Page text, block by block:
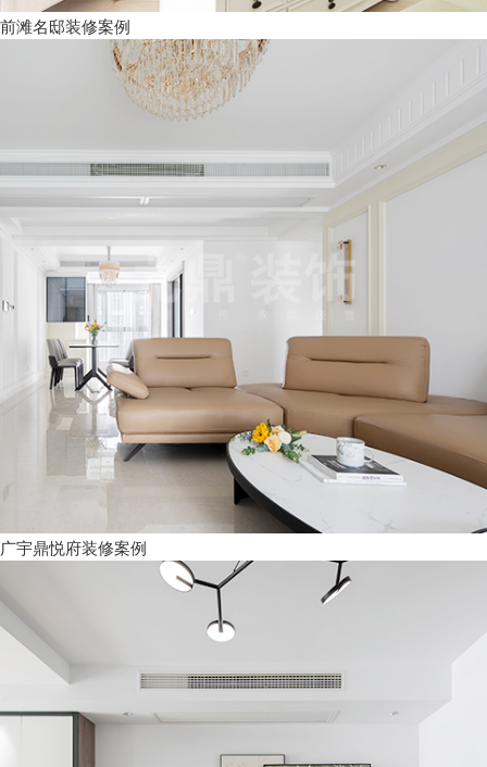
前滩名邸装修案例
广宇鼎悦府装修案例